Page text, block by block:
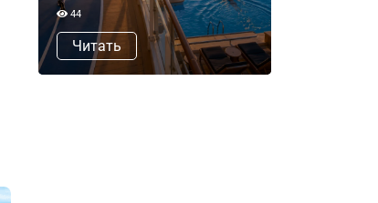
44
Читать